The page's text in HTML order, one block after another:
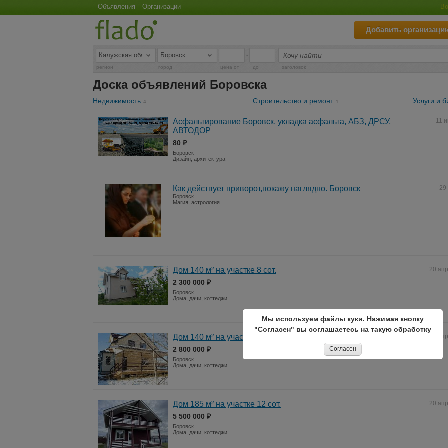
Объявления Организации
Добавить
-
регион город цена от до заголовок
Доска объявлений Боровска
Недвижимость 4 Строительство и ремонт 1 Услуги и
11
Асфальтирование Боровск, укладка асфальта, АБЗ, ДРСУ,
АВТОДОР
80 ₽
Боровск
Дизайн, архитектура
29
Как действует приворот,покажу наглядно. Боровск
Боровск
Магия, астрология
20
Дом 140 м² на участке 8 сот.
2 300 000 ₽
Боровск
Дома, дачи, коттеджи
20
Дом 140 м² на участке 11 сот.
2 800 000 ₽
Боровск
Дома, дачи, коттеджи
20
Дом 185 м² на участке 12 сот.
5 500 000 ₽
Боровск
Дома, дачи, коттеджи
Мы используем файлы куки. Нажимая кнопку
"Согласен" вы соглашаетесь на такую обработку
Согласен